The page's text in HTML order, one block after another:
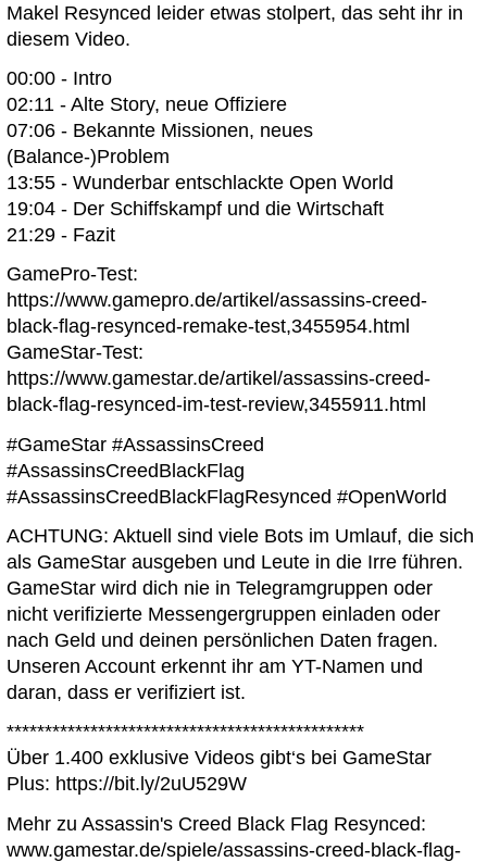
Makel Resynced leider etwas stolpert, das seht ihr in
diesem Video.
00:00 - Intro
02:11 - Alte Story, neue Offiziere
07:06 - Bekannte Missionen, neues
(Balance-)Problem
13:55 - Wunderbar entschlackte Open World
19:04 - Der Schiffskampf und die Wirtschaft
21:29 - Fazit
GamePro-Test:
https://www.gamepro.de/artikel/assassins-creed-
black-flag-resynced-remake-test,3455954.html
GameStar-Test:
https://www.gamestar.de/artikel/assassins-creed-
black-flag-resynced-im-test-review,3455911.html
#GameStar #AssassinsCreed
#AssassinsCreedBlackFlag
#AssassinsCreedBlackFlagResynced #OpenWorld
ACHTUNG: Aktuell sind viele Bots im Umlauf, die sich
als GameStar ausgeben und Leute in die Irre führen.
GameStar wird dich nie in Telegramgruppen oder
nicht verifizierte Messengergruppen einladen oder
nach Geld und deinen persönlichen Daten fragen.
Unseren Account erkennt ihr am YT-Namen und
daran, dass er verifiziert ist.
***********************************************
Über 1.400 exklusive Videos gibt‘s bei GameStar
Plus: https://bit.ly/2uU529W
Mehr zu Assassin's Creed Black Flag Resynced:
www.gamestar.de/spiele/assassins-creed-black-flag-